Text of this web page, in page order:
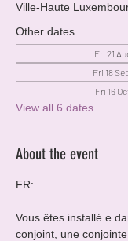
Ville-Haute
Other dates
Fri 21
Fri 18
Fri 16
View all 6 dates
About the event
FR:
Vous êtes installé.e
conjoint, une